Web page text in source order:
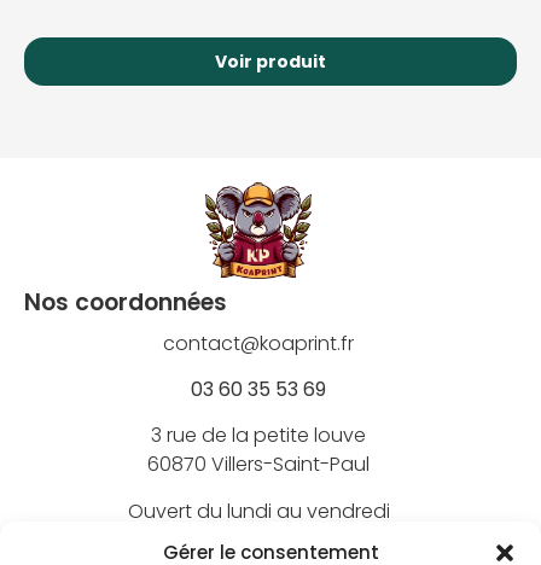
Gérer le consentement
Voir produit
Nos coordonnées
contact@koaprint.fr
03 60 35 53 69
3 rue de la petite louve
60870 Villers-Saint-Paul
Ouvert du lundi au vendredi
de 9h à 18h